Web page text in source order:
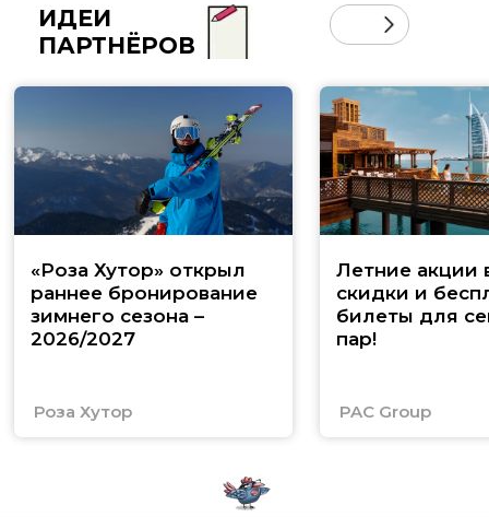
ИДЕИ
ПАРТНЁРОВ
«Роза Хутор» открыл
раннее бронирование
зимнего сезона –
2026/2027
Роза Хутор
Летние акции
скидки и
билеты для
пар!
PAC Group